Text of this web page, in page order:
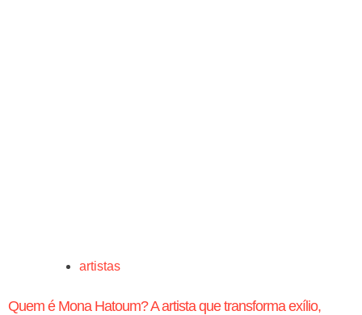
artistas
Quem é Mona Hatoum? A artista que transforma exílio,